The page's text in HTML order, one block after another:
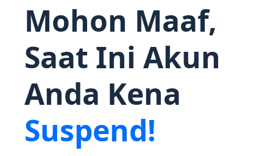
Mohon Maaf,
Saat Ini Akun
Anda Kena
Suspend!